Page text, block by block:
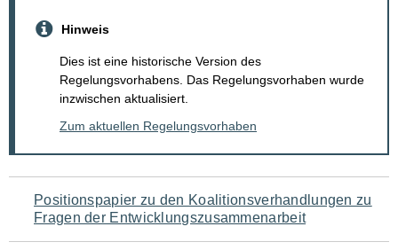
Hinweis
Dies ist eine historische Version des
Regelungsvorhabens. Das Regelungsvorhaben wurde
inzwischen aktualisiert.
Zum aktuellen Regelungsvorhaben
Navigation
für
Positionspapier zu den Koalitionsverhandlungen zu
Fragen der Entwicklungszusammenarbeit